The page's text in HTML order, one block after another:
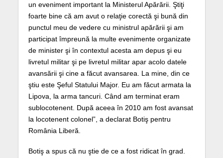
un eveniment important la Ministerul Apărării. Ştiţi
foarte bine că am avut o relaţie corectă şi bună din
punctul meu de vedere cu ministrul apărării şi am
participat împreună la multe evenimente organizate
de minister şi în contextul acesta am depus şi eu
livretul militar şi pe livretul militar apar acolo datele
avansării şi cine a făcut avansarea. La mine, din ce
ştiu este Şeful Statului Major. Eu am făcut armata la
Lipova, la arma tancuri. Când am terminat eram
sublocotenent. După aceea în 2010 am fost avansat
la locotenent colonel”, a declarat Botiş pentru
România Liberă.
Botiş a spus că nu ştie de ce a fost ridicat în grad.